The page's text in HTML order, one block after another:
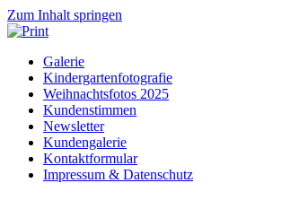
Zum Inhalt springen
Galerie
Kindergartenfotografie
Weihnachtsfotos 2025
Kundenstimmen
Newsletter
Kundengalerie
Kontaktformular
Impressum & Datenschutz